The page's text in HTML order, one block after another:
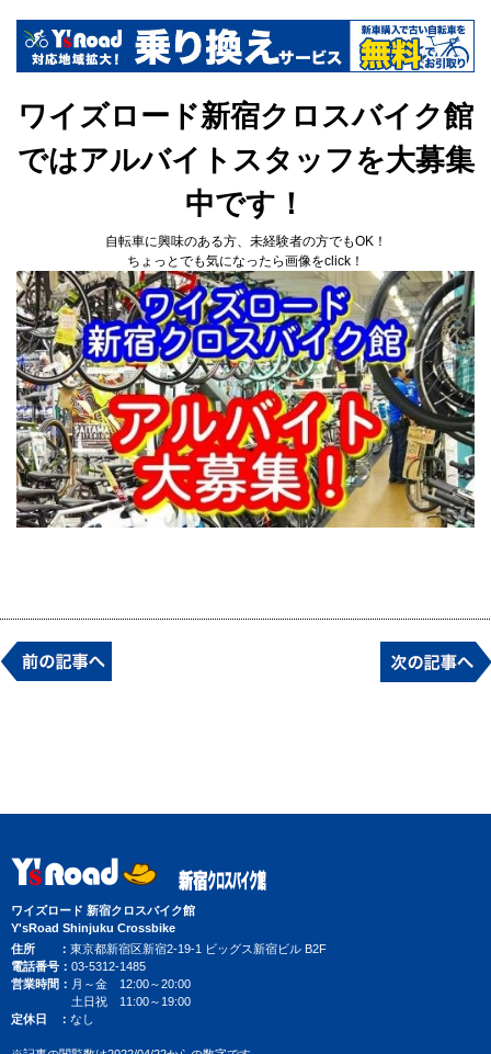
ワイズロード新宿クロスバイク館
ではアルバイトスタッフを大募集
中です！
自転車に興味のある方、未経験者の方でもOK！
ちょっとでも気になったら画像をclick！
ワイズロード 新宿クロスバイク館
Y'sRoad Shinjuku Crossbike
住所
東京都新宿区新宿2-19-1 ビッグス新宿ビル B2F
電話番号
03-5312-1485
営業時間
月～金 12:00～20:00
土日祝 11:00～19:00
定休日
なし